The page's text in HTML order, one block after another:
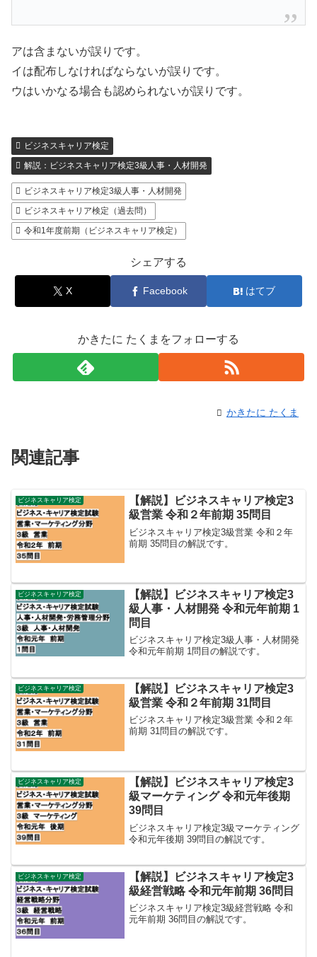
アは含まないが誤りです。
イは配布しなければならないが誤りです。
ウはいかなる場合も認められないが誤りです。
ビジネスキャリア検定
解説：ビジネスキャリア検定3級人事・人材開発
ビジネスキャリア検定3級人事・人材開発
ビジネスキャリア検定（過去問）
令和1年度前期（ビジネスキャリア検定）
シェアする
X Facebook はてブ
かきたに たくまをフォローする
かきたに たくま
関連記事
ビジネスキャリア検定
【解説】ビジネスキャリア検定3
級営業 令和２年前期 35問目
ビジネスキャリア検定3級営業 令和２年
前期 35問目の解説です。
ビジネスキャリア検定
【解説】ビジネスキャリア検定3
級人事・人材開発 令和元年前期 1
問目
ビジネスキャリア検定3級人事・人材開発
令和元年前期 1問目の解説です。
ビジネスキャリア検定
【解説】ビジネスキャリア検定3
級営業 令和２年前期 31問目
ビジネスキャリア検定3級営業 令和２年
前期 31問目の解説です。
ビジネスキャリア検定
【解説】ビジネスキャリア検定3
級マーケティング 令和元年後期
39問目
ビジネスキャリア検定3級マーケティング
令和元年後期 39問目の解説です。
ビジネスキャリア検定
【解説】ビジネスキャリア検定3
級経営戦略 令和元年前期 36問目
ビジネスキャリア検定3級経営戦略 令和
元年前期 36問目の解説です。